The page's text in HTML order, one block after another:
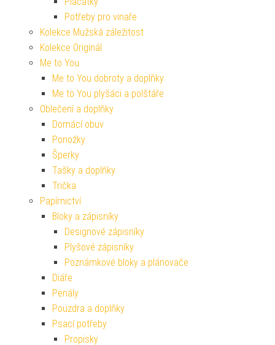
Potřeby pro vinaře
Kolekce Mužská záležitost
Kolekce Originál
Me to You
Me to You dobroty a doplňky
Me to You plyšáci a polštáře
Oblečení a doplňky
Domácí obuv
Ponožky
Šperky
Tašky a doplňky
Trička
Papírnictví
Bloky a zápisníky
Designové zápisníky
Plyšové zápisníky
Poznámkové bloky a plánovače
Diáře
Penály
Pouzdra a doplňky
Psací potřeby
Propisky